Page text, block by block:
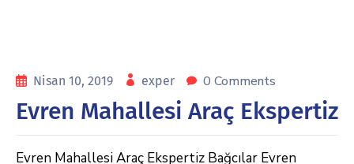
Nisan 10, 2019 exper 0 Comments
Evren Mahallesi Araç Ekspertiz
Evren Mahallesi Araç Ekspertiz Bağcılar Evren